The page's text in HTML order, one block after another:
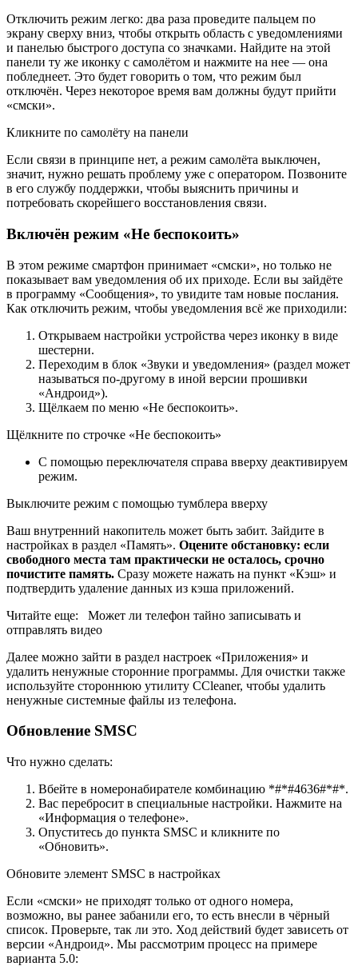
Отключить режим легко: два раза проведите пальцем по
экрану сверху вниз, чтобы открыть область с уведомлениями
и панелью быстрого доступа со значками. Найдите на этой
панели ту же иконку с самолётом и нажмите на нее — она
побледнеет. Это будет говорить о том, что режим был
отключён. Через некоторое время вам должны будут прийти
«смски».
Кликните по самолёту на панели
Если связи в принципе нет, а режим самолёта выключен,
значит, нужно решать проблему уже с оператором. Позвоните
в его службу поддержки, чтобы выяснить причины и
потребовать скорейшего восстановления связи.
Включён режим «Не беспокоить»
В этом режиме смартфон принимает «смски», но только не
показывает вам уведомления об их приходе. Если вы зайдёте
в программу «Сообщения», то увидите там новые послания.
Как отключить режим, чтобы уведомления всё же приходили:
Открываем настройки устройства через иконку в виде
шестерни.
Переходим в блок «Звуки и уведомления» (раздел может
называться по-другому в иной версии прошивки
«Андроид»).
Щёлкаем по меню «Не беспокоить».
Щёлкните по строчке «Не беспокоить»
С помощью переключателя справа вверху деактивируем
режим.
Выключите режим с помощью тумблера вверху
Ваш внутренний накопитель может быть забит. Зайдите в
настройках в раздел «Память». Оцените обстановку: если
свободного места там практически не осталось, срочно
почистите память. Сразу можете нажать на пункт «Кэш» и
подтвердить удаление данных из кэша приложений.
Читайте еще: Может ли телефон тайно записывать и
отправлять видео
Далее можно зайти в раздел настроек «Приложения» и
удалить ненужные сторонние программы. Для очистки также
используйте стороннюю утилиту CCleaner, чтобы удалить
ненужные системные файлы из телефона.
Обновление SMSC
Что нужно сделать:
Вбейте в номеронабирателе комбинацию *#*#4636#*#*.
Вас перебросит в специальные настройки. Нажмите на
«Информация о телефоне».
Опуститесь до пункта SMSC и кликните по
«Обновить».
Обновите элемент SMSC в настройках
Если «смски» не приходят только от одного номера,
возможно, вы ранее забанили его, то есть внесли в чёрный
список. Проверьте, так ли это. Ход действий будет зависеть от
версии «Андроид». Мы рассмотрим процесс на примере
варианта 5.0: